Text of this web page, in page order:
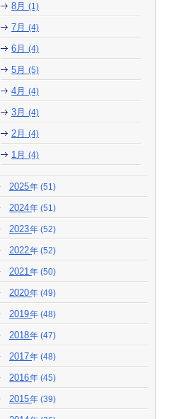
8月(1)
7月(4)
6月(4)
5月(5)
4月(4)
3月(4)
2月(4)
1月(4)
2025 (51)
2024 (51)
2023 (52)
2022 (52)
2021 (50)
2020 (49)
2019 (48)
2018 (47)
2017 (48)
2016 (45)
2015 (39)